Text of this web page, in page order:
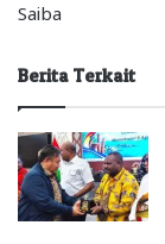
Saiba
Berita Terkait